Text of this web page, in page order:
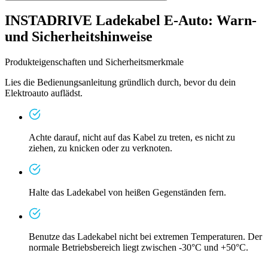
INSTADRIVE Ladekabel E-Auto: Warn-
und Sicherheitshinweise
Produkteigenschaften und Sicherheitsmerkmale
Lies die Bedienungsanleitung gründlich durch, bevor du dein
Elektroauto auflädst.
Achte darauf, nicht auf das Kabel zu treten, es nicht zu
ziehen, zu knicken oder zu verknoten.
Halte das Ladekabel von heißen Gegenständen fern.
Benutze das Ladekabel nicht bei extremen Temperaturen. Der
normale Betriebsbereich liegt zwischen -30°C und +50°C.